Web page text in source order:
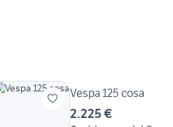
Vespa 125 cosa
2.225 €